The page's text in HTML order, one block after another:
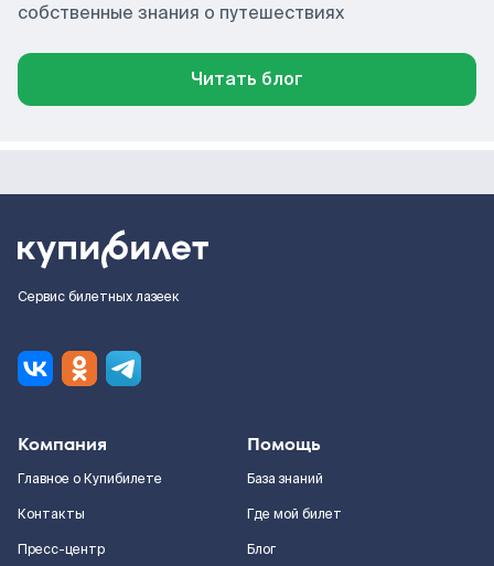
собственные знания о путешествиях
Читать блог
Сервис билетных лазеек
Компания
Главное о Купибилете
Контакты
Пресс-центр
Помощь
База знаний
Где мой билет
Блог